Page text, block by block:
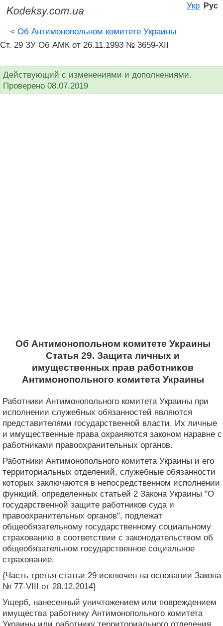
Укр Рус
< Об Антимонопольном комитете Украины
Ст. 29 ЗУ Об АМК от 26.11.1993 № 3659-XII
Действующий с изменениями и дополнениями.
Проверено 08.07.2019
Об Антимонопольном комитете Украины
Статья 29. Защита личных и
имущественных прав работников
Антимонопольного комитета Украины
Работники Антимонопольного комитета Украины при
исполнении служебных обязанностей являются
представителями государственной власти. Их личные
и имущественные права охраняются законом наравне с
работниками правоохранительных органов.
Работники Антимонопольного комитета Украины и его
территориальных отделений, служебные обязанности
которых заключаются в непосредственном исполнении
функций, определенных статьей 2 Закона Украины "О
государственной защите работников суда и
правоохранительных органов", подлежат
общеобязательному государственному социальному
страхованию в соответствии с законодательством об
общеобязательном государственное социальное
страхование.
{Часть третья статьи 29 исключен на основании Закона
№ 77-VIII от 28.12.2014}
Ущерб, нанесенный уничтожением или повреждением
имущества работнику Антимонопольного комитета
Украины или работнику территориального отделения